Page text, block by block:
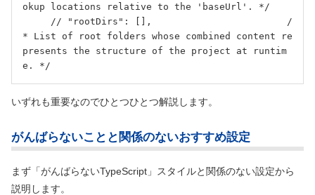
okup locations relative to the 'baseUrl'. */
* List of root folders whose combined content re
presents the structure of the project at runtim
いずれも重要なのでひとつひとつ解説します。
がんばらないことと関係のないおすすめ設定
まず「がんばらないTypeScript」スタイルと関係のない設定から
説明します。